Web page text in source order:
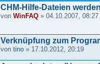
CHM-Hilfe-Dateien
von WinFAQ» 04.10.2007, 08:27
Verknüpfung zum
von tino» 17.10.2012, 20:19